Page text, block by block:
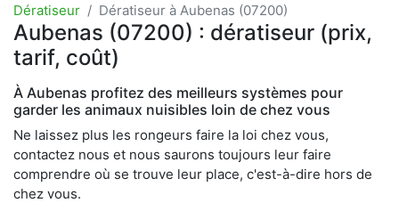
Dératiseur Dératiseur à Aubenas (07200)
Aubenas (07200) : dératiseur (prix,
tarif, coût)
À Aubenas profitez des meilleurs systèmes pour
garder les animaux nuisibles loin de chez vous
Ne laissez plus les rongeurs faire la loi chez vous,
contactez nous et nous saurons toujours leur faire
comprendre où se trouve leur place, c'est-à-dire hors de
chez vous.